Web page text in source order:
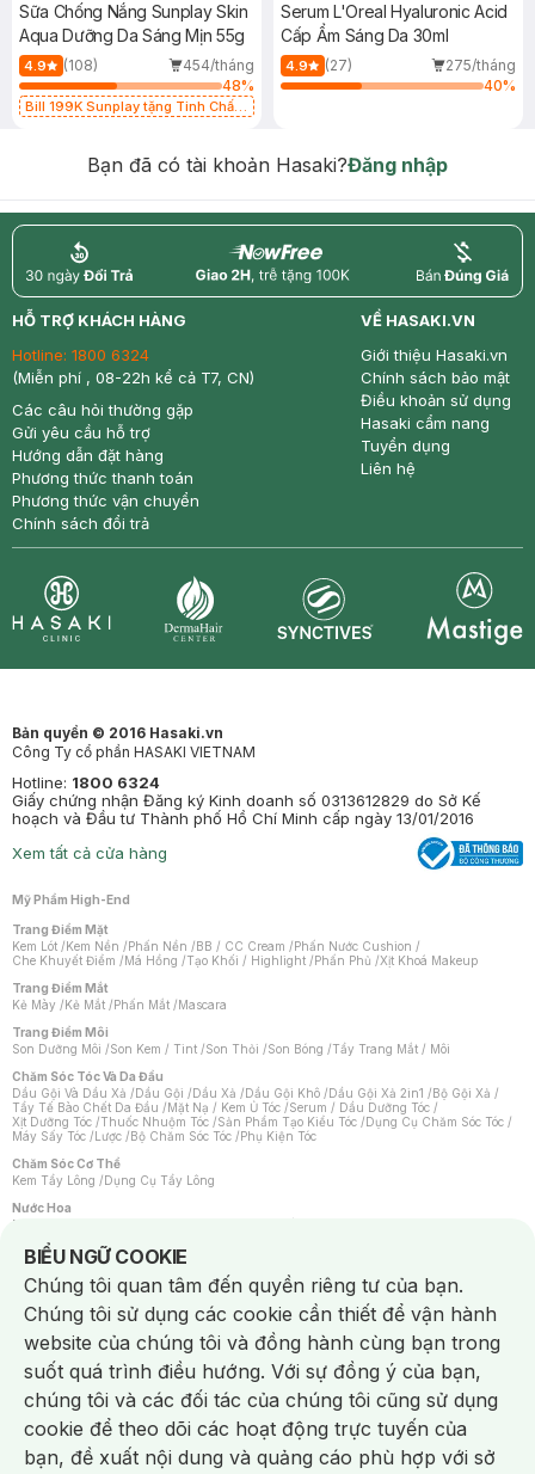
Sữa Chống Nắng Sunplay Skin
Aqua Dưỡng Da Sáng Mịn 55g
4.9 (108)
454/tháng
48%
Bill 199K Sunplay tặng Tinh Chất
Serum L'Oreal Hyaluronic Acid
Cấp Ẩm Sáng Da 30ml
4.9 (27)
275/tháng
40%
Bạn đã có tài khoản Hasaki?Đăng nhập
return nowfree price
HỖ TRỢ KHÁCH HÀNG
Hotline: 1800 6324
(Miễn phí , 08-22h kể cả T7, CN)
Các câu hỏi thường gặp
Gửi yêu cầu hỗ trợ
Hướng dẫn đặt hàng
Phương thức thanh toán
Phương thức vận chuyển
Chính sách đổi trả
VỀ HASAKI.VN
Giới thiệu Hasaki.vn
Chính sách bảo mật
Điều khoản sử dụng
Hasaki cẩm nang
Tuyển dụng
Liên hệ
Bản quyền © 2016 Hasaki.vn
Công Ty cổ phần HASAKI VIETNAM
Hotline: 1800 6324
Giấy chứng nhận Đăng ký Kinh doanh số 0313612829 do Sở Kế
hoạch và Đầu tư Thành phố Hồ Chí Minh cấp ngày 13/01/2016
Xem tất cả cửa hàng
Mỹ Phẩm High-End
Trang Điểm Mặt
Kem Lót /Kem Nền /Phấn Nền /BB / CC Cream /Phấn Nước Cushion /
Che Khuyết Điểm /Má Hồng /Tạo Khối / Highlight /Phấn Phủ /Xịt Khoá Makeup
Trang Điểm Mắt
Kẻ Mày /Kẻ Mắt /Phấn Mắt /Mascara
Trang Điểm Môi
Son Dưỡng Môi /Son Kem / Tint /Son Thỏi /Son Bóng /Tẩy Trang Mắt / Môi
Chăm Sóc Tóc Và Da Đầu
Dầu Gội Và Dầu Xả /Dầu Gội /Dầu Xả /Dầu Gội Khô /Dầu Gội Xả 2in1 /Bộ Gội Xả /
Tẩy Tế Bào Chết Da Đầu /Mặt Nạ / Kem Ủ Tóc /Serum / Dầu Dưỡng Tóc /
Xịt Dưỡng Tóc /Thuốc Nhuộm Tóc /Sản Phẩm Tạo Kiểu Tóc /Dụng Cụ Chăm Sóc Tóc /
Máy Sấy Tóc /Lược /Bộ Chăm Sóc Tóc /Phụ Kiện Tóc
Chăm Sóc Cơ Thể
Kem Tẩy Lông /Dụng Cụ Tẩy Lông
Nước Hoa
Nước Hoa Nữ
Chăm Sóc Cá Nhân
Chống Muỗi /Khẩu Trang /Máy Massage/Mặt Nạ Xông Hơi /Nước Rửa Tay/
Sản Phẩm Chăm Sóc Khác /Bàn Chải Đánh Răng /Bàn Chải Điện/
Hỗ Trợ Trắng Răng/Kem Đánh Răng /Máy Tăm Nước/ Nước Súc Miệng/
Tăm / Chỉ Nha Khoa/ Xịt Thơm Miệng / Dung Dịch Vệ Sinh/Dưỡng Vùng Kín/
Khăn Ướt Vệ Sinh Vùng Kín/Băng Vệ Sinh/Tampon/Bọt Cạo Râu /Dao Cạo Râu/
Máy Cạo Râu
Vấn Đề Về Da
Da Dầu / Lỗ Chân Lông To/ Da Khô / Mất Nước/ Da Lão Hóa/ Da Mụn/
Da Nhạy Cảm / Kích Ứng
Da Xỉn Màu Thâm / Nám / Tàn Nhang
Quầng Thâm & Bọng Mắt /Sẹo /Viêm Da Cơ Địa
Dụng Cụ / Phụ Kiện Chăm Sóc Da
BIỂU NGỮ COOKIE
Notice about cookies usage
Chúng tôi quan tâm đến quyền riêng tư của bạn.
Chúng tôi sử dụng các cookie cần thiết để vận hành
website của chúng tôi và đồng hành cùng bạn trong
suốt quá trình điều hướng. Với sự đồng ý của bạn,
chúng tôi và các đối tác của chúng tôi cũng sử dụng
cookie để theo dõi các hoạt động trực tuyến của
bạn, đề xuất nội dung và quảng cáo phù hợp với sở